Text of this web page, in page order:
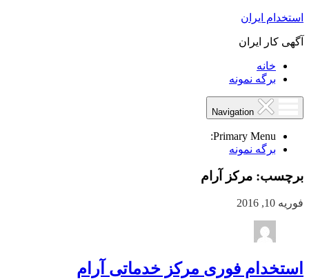
استخدام ایران
آگهی کار ایران
خانه
برگه نمونه
Primary Menu:
برگه نمونه
برچسب: مرکز آرام
فوریه 10, 2016
استخدام فوری مرکز خدماتی آرام